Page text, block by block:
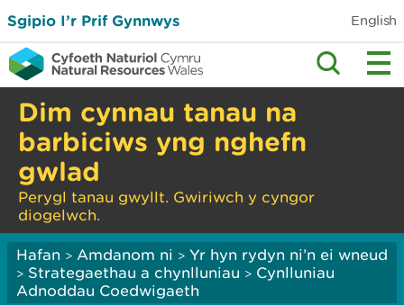
Sgipio I’r Prif Gynnwys English
Dim cynnau tanau na
barbiciws yng nghefn
gwlad
Perygl tanau gwyllt. Gwiriwch y cyngor
diogelwch.
Hafan > Amdanom ni > Yr hyn rydyn ni’n ei wneud
> Strategaethau a chynlluniau > Cynlluniau
Adnoddau Coedwigaeth